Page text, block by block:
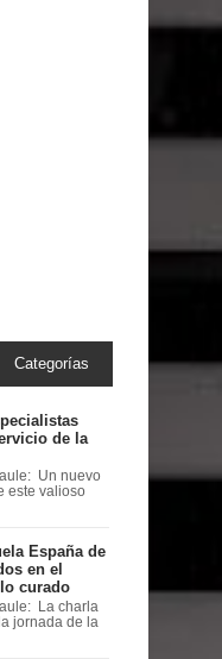
Categorías
de la
Un nuevo
este valioso
España de
en el
curado
La charla
jornada de la